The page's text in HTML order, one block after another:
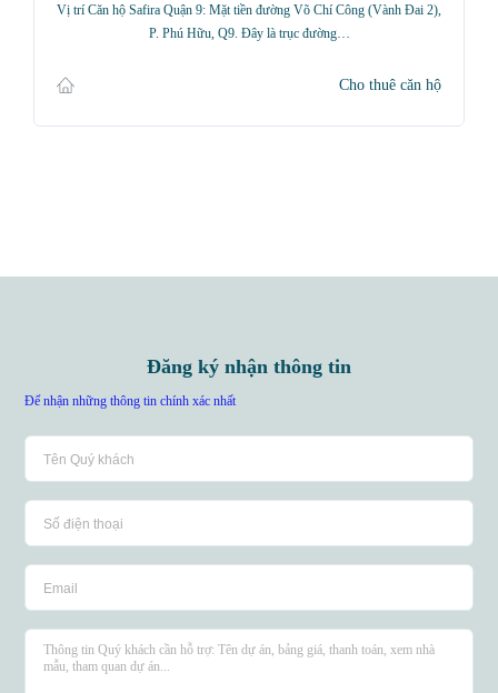
Vị trí Căn hộ Safira Quận 9: Mặt tiền đường Võ Chí Công (Vành Đai 2),
P. Phú Hữu, Q9. Đây là trục đường…
Cho thuê căn hộ
Đăng ký nhận thông tin
Để nhận những thông tin chính xác nhất